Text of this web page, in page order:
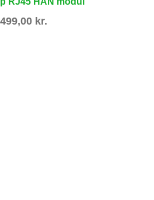
499,00 kr.